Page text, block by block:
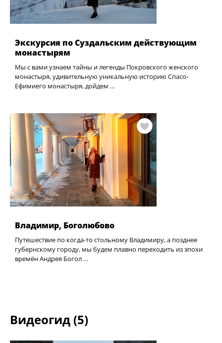
Экскурсия по Суздальским действующим
монастырям
Мы с вами узнаем тайны и легенды Покровского женского
монастыря, удивительную уникальную историю Спасо-
Ефимиего монастыря, дойдем …
Владимир, Боголюбово
Путешествие по когда-то стольному Владимиру, а позднее
губернскому городу, мы будем плавно переходить из эпохи
времён Андрея Богол …
Видеогид (5)